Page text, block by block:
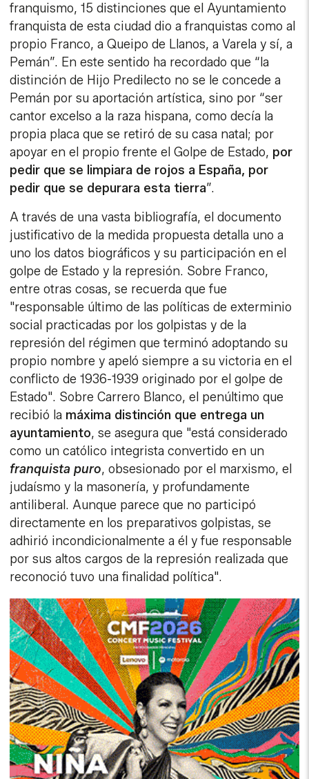
franquismo, 15 distinciones que el Ayuntamiento
franquista de esta ciudad dio a franquistas como al
propio Franco, a Queipo de Llanos, a Varela y sí, a
Pemán”. En este sentido ha recordado que “la
distinción de Hijo Predilecto no se le concede a
Pemán por su aportación artística, sino por “ser
cantor excelso a la raza hispana, como decía la
propia placa que se retiró de su casa natal; por
apoyar en el propio frente el Golpe de Estado, por
pedir que se limpiara de rojos a España, por
pedir que se depurara esta tierra”.
A través de una vasta bibliografía, el documento
justificativo de la medida propuesta detalla uno a
uno los datos biográficos y su participación en el
golpe de Estado y la represión. Sobre Franco,
entre otras cosas, se recuerda que fue
"responsable último de las políticas de exterminio
social practicadas por los golpistas y de la
represión del régimen que terminó adoptando su
propio nombre y apeló siempre a su victoria en el
conflicto de 1936-1939 originado por el golpe de
Estado". Sobre Carrero Blanco, el penúltimo que
recibió la máxima distinción que entrega un
ayuntamiento, se asegura que "está considerado
como un católico integrista convertido en un
franquista puro, obsesionado por el marxismo, el
judaísmo y la masonería, y profundamente
antiliberal. Aunque parece que no participó
directamente en los preparativos golpistas, se
adhirió incondicionalmente a él y fue responsable
por sus altos cargos de la represión realizada que
reconoció tuvo una finalidad política".